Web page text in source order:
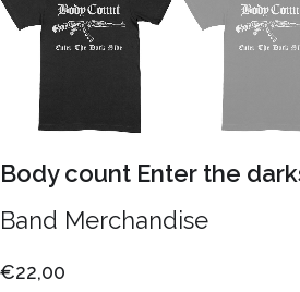
Body count Enter the
Band Merchandise
€22,00